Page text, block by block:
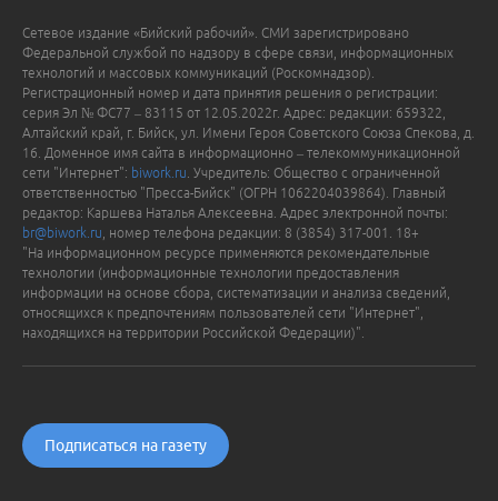
Сетевое издание «Бийский рабочий». СМИ зарегистрировано
Федеральной службой по надзору в сфере связи, информационных
технологий и массовых коммуникаций (Роскомнадзор).
Регистрационный номер и дата принятия решения о регистрации:
серия Эл № ФС77 – 83115 от 12.05.2022г. Адрес: редакции: 659322,
Алтайский край, г. Бийск, ул. Имени Героя Советского Союза Спекова, д.
16. Доменное имя сайта в информационно – телекоммуникационной
сети "Интернет": biwork.ru . Учредитель: Общество с ограниченной
ответственностью "Пресса-Бийск" (ОГРН 1062204039864). Главный
редактор: Каршева Наталья Алексеевна. Адрес электронной почты:
br@biwork.ru , номер телефона редакции: 8 (3854) 317-001. 18+
"На информационном ресурсе применяются рекомендательные
технологии (информационные технологии предоставления
информации на основе сбора, систематизации и анализа сведений,
относящихся к предпочтениям пользователей сети "Интернет",
находящихся на территории Российской Федерации)".
Подписаться на газету